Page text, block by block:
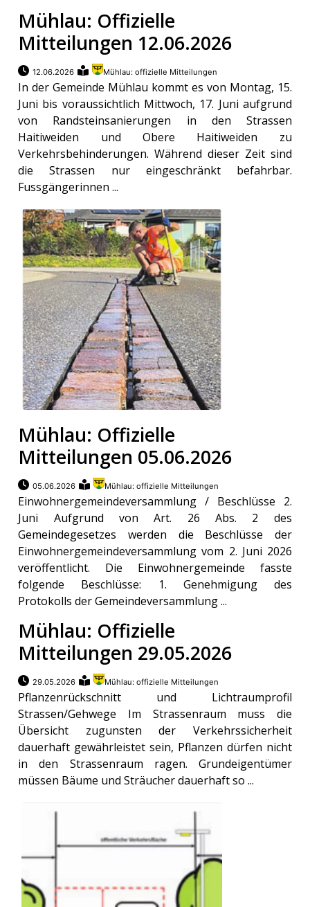
Mühlau: Offizielle
Mitteilungen 12.06.2026
12.06.2026 Mühlau: offizielle Mitteilungen
In der Gemeinde Mühlau kommt es von Montag, 15.
Juni bis voraussichtlich Mittwoch, 17. Juni aufgrund
von Randsteinsanierungen in den Strassen
Haitiweiden und Obere Haitiweiden zu
Verkehrsbehinderungen. Während dieser Zeit sind
die Strassen nur eingeschränkt befahrbar.
Fussgängerinnen ...
Mühlau: Offizielle
Mitteilungen 05.06.2026
05.06.2026 Mühlau: offizielle Mitteilungen
Einwohnergemeindeversammlung / Beschlüsse 2.
Juni Aufgrund von Art. 26 Abs. 2 des
Gemeindegesetzes werden die Beschlüsse der
Einwohnergemeindeversammlung vom 2. Juni 2026
veröffentlicht. Die Einwohnergemeinde fasste
folgende Beschlüsse: 1. Genehmigung des
Protokolls der Gemeindeversammlung ...
Mühlau: Offizielle
Mitteilungen 29.05.2026
29.05.2026 Mühlau: offizielle Mitteilungen
Pflanzenrückschnitt und Lichtraumprofil
Strassen/Gehwege Im Strassenraum muss die
Übersicht zugunsten der Verkehrssicherheit
dauerhaft gewährleistet sein, Pflanzen dürfen nicht
in den Strassenraum ragen. Grundeigentümer
müssen Bäume und Sträucher dauerhaft so ...